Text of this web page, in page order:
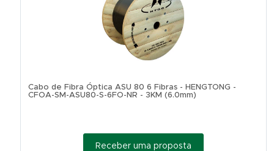
Cabo de Fibra Óptica ASU 80 6 Fibras - HENGTONG -
CFOA-SM-ASU80-S-6FO-NR - 3KM (6.0mm)
Receber uma proposta